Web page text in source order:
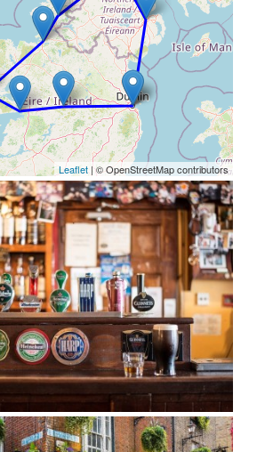
Leaflet | © OpenStreetMap contributors